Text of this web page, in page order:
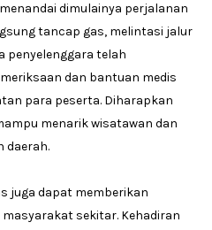
dimulainya perjalanan
tancap gas, melintasi jalur
penyelenggara telah
dan bantuan medis
para peserta. Diharapkan
menarik wisatawan dan
daerah.
juga dapat memberikan
sekitar. Kehadiran